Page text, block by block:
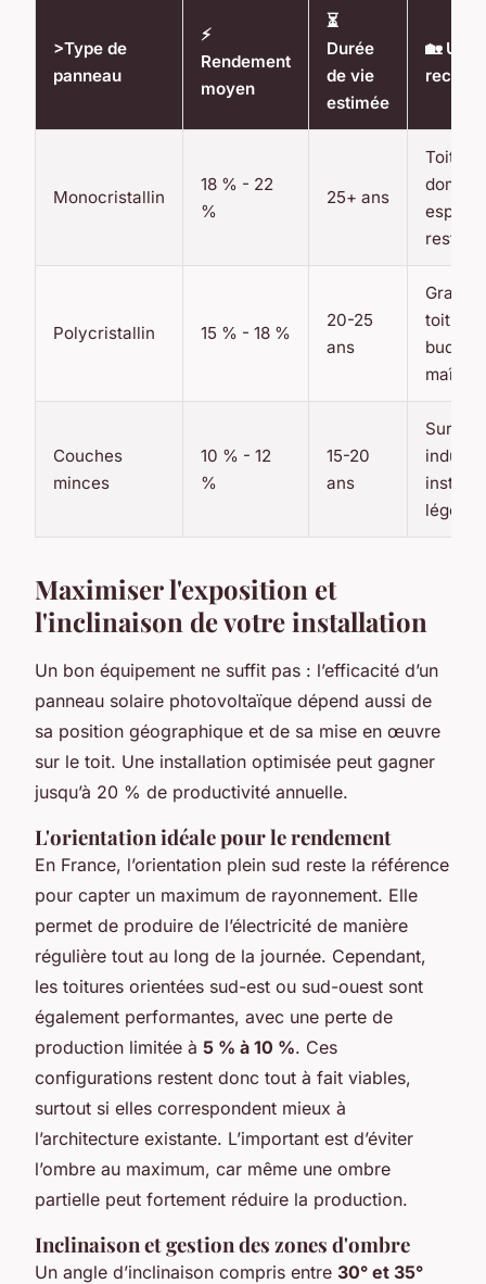
>Type de
panneau
⚡
Rendement
moyen
⏳
Durée
de vie
estimée
🏡
Monocristallin
18 % - 22
%
25+ ans
Polycristallin 15 % - 18 %
20-25
ans
budget
Couches
minces
10 % - 12
%
15-20
ans
légères
Maximiser l'exposition et
l'inclinaison de votre installation
Un bon équipement ne suffit pas : l’efficacité d’un
panneau solaire photovoltaïque dépend aussi de
sa position géographique et de sa mise en œuvre
sur le toit. Une installation optimisée peut gagner
jusqu’à 20 % de productivité annuelle.
L'orientation idéale pour le rendement
En France, l’orientation plein sud reste la référence
pour capter un maximum de rayonnement. Elle
permet de produire de l’électricité de manière
régulière tout au long de la journée. Cependant,
les toitures orientées sud-est ou sud-ouest sont
également performantes, avec une perte de
production limitée à 5 % à 10 %. Ces
configurations restent donc tout à fait viables,
surtout si elles correspondent mieux à
l’architecture existante. L’important est d’éviter
l’ombre au maximum, car même une ombre
partielle peut fortement réduire la production.
Inclinaison et gestion des zones d'ombre
Un angle d’inclinaison compris entre 30° et 35°